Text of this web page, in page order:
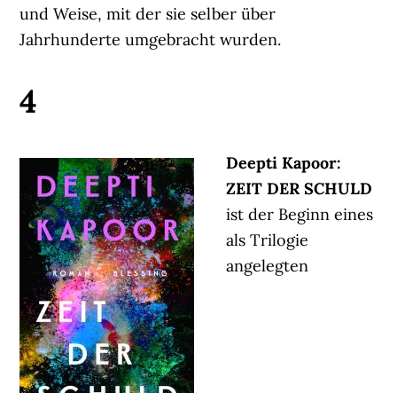
und Weise, mit der sie selber über
Jahrhunderte umgebracht wurden.
4
Deepti Kapoor:
ZEIT DER SCHULD
ist der Beginn eines
als Trilogie
angelegten